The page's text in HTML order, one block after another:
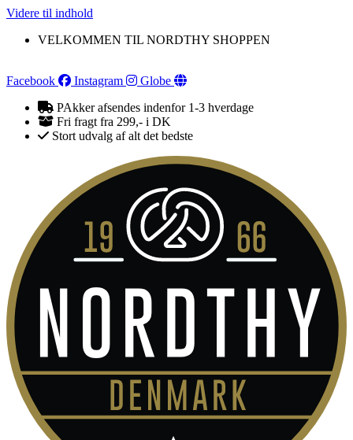
Videre til indhold
VELKOMMEN TIL NORDTHY SHOPPEN
Facebook Instagram
Globe
PAkker afsendes indenfor 1-3 hverdage
Fri fragt fra 299,- i DK
Stort udvalg af alt det bedste